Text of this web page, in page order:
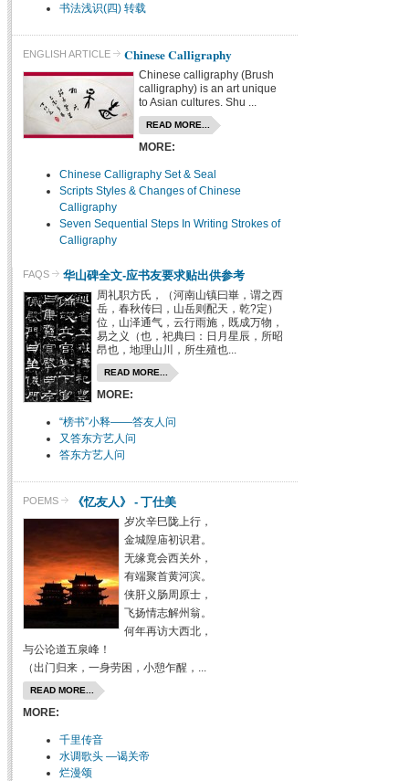
书法浅识(四) 转载
ENGLISH ARTICLE Chinese Calligraphy
Chinese calligraphy (Brush
calligraphy) is an art unique
to Asian cultures. Shu ...
READ MORE...
MORE:
Chinese Calligraphy Set & Seal
Scripts Styles & Changes of Chinese
Calligraphy
Seven Sequential Steps In Writing Strokes of
Calligraphy
FAQS 华山碑全文-应书友要求贴出供参考
周礼职方氏，（河南山镇曰崋，谓之西
岳，春秋传曰，山岳则配天，乾?定）
位，山泽通气，云行雨施，既成万物，
易之义（也，祀典曰：日月星辰，所昭
昂也，地理山川，所生殖也...
READ MORE...
MORE:
“榜书”小释——答友人问
又答东方艺人问
答东方艺人问
POEMS 《忆友人》 - 丁仕美
岁次辛巳陇上行，
金城隍庙初识君。
无缘竟会西关外，
有端聚首黄河滨。
侠肝义肠周原士，
飞扬情志解州翁。
何年再访大西北，
与公论道五泉峰！
（出门归来，一身劳困，小憩乍醒，...
READ MORE...
MORE:
千里传音
水调歌头 —谒关帝
烂漫颂